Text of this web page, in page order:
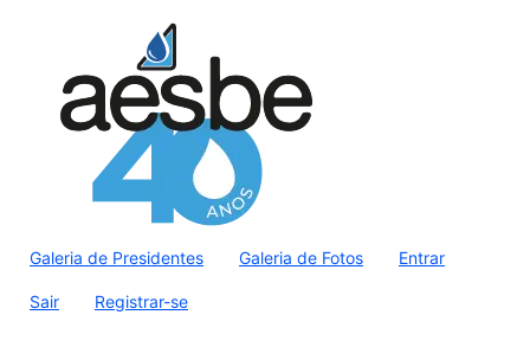
Galeria de Presidentes Galeria de Fotos Entrar
Sair Registrar-se